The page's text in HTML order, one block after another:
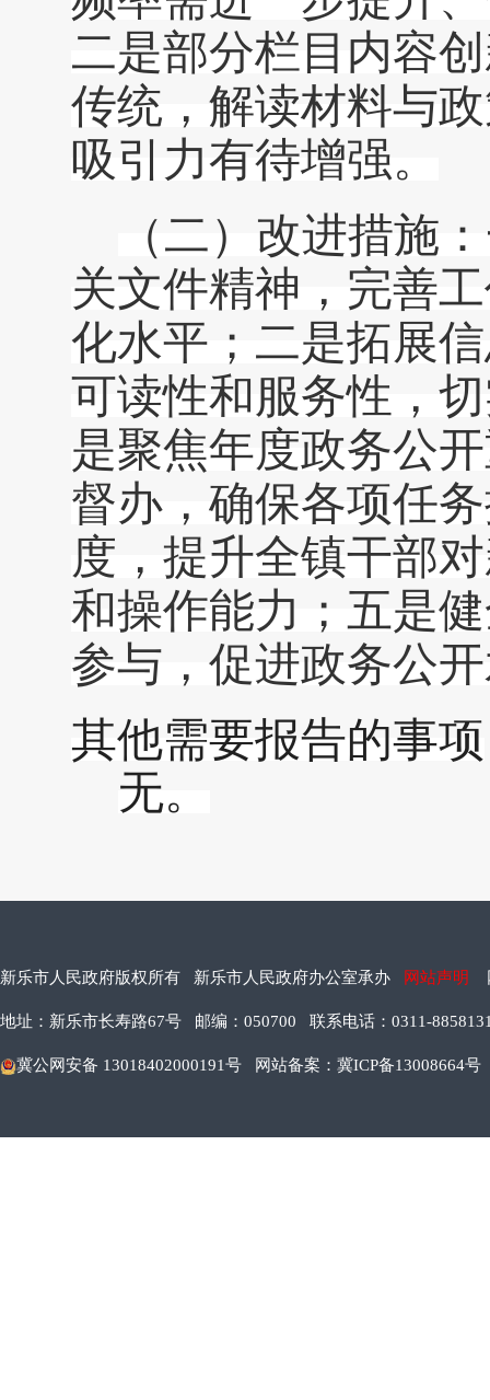
二是部分栏目内容
传统，解读材料与
吸引力有待增强。
（二）改进措施 ：
关文件精神，完善
化水平；二是拓展
可读性和服务性，
是聚焦年度政务公
督办，确保各项任
度，提升全镇干部
和操作能力；五是
参与，促进政务公
其他需要报告的事项
无。